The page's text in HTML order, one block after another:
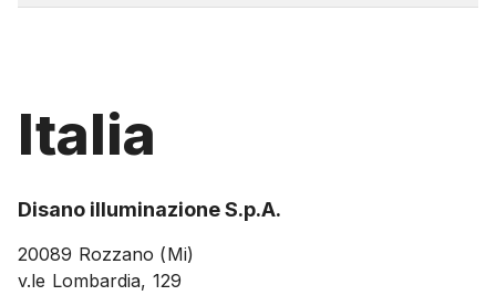
Italia
Disano illuminazione S.p.A.
20089 Rozzano (Mi)
v.le Lombardia, 129